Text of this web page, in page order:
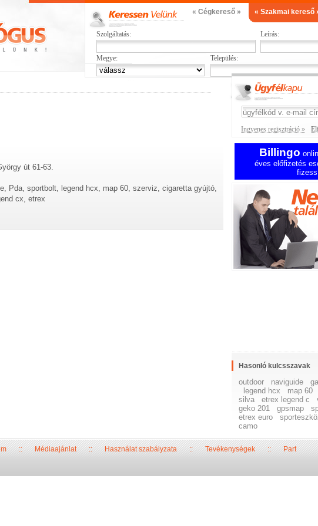
« Cégkereső » « Szakmai kereső
Szolgáltatás: Leírás:
Megye: Település:
út 61-63.
Pda, sportbolt, legend hcx, map 60, szerviz, cigaretta gyújtó,
cx, etrex
Ingyenes regisztráció »
Billingo
éves előfizetés
Hasonló kulcsszavak
outdoor naviguide
legend hcx
map 60
silva
etrex legend c
geko 201
gpsmap
etrex euro
camo
::Médiaajánlat::Használat szabályzata::Tevékenységek::Part